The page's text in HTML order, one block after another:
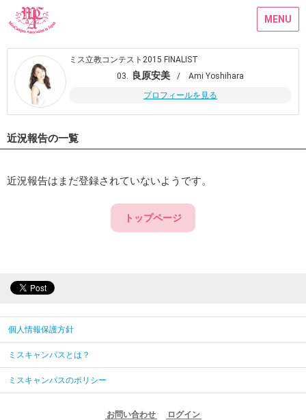
MENU
ミス立教コンテスト2015 FINALIST
03. 良原安美
/ Ami Yoshihara
プロフィールを見る
近況報告の一覧
近況報告はまだ登録されていないようです。
トップページ
個人情報保護方針
ミスキャンパスとは？
ミスキャンパスのポリシー
お問い合わせ ログイン